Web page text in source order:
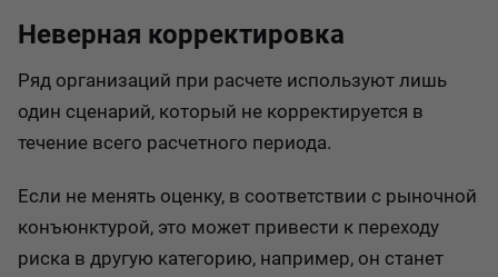
Неверная корректировка
Ряд организаций при расчете используют лишь
один сценарий, который не корректируется в
течение всего расчетного периода.
Если не менять оценку, в соответствии с рыночной
конъюнктурой, это может привести к переходу
риска в другую категорию, например, он станет